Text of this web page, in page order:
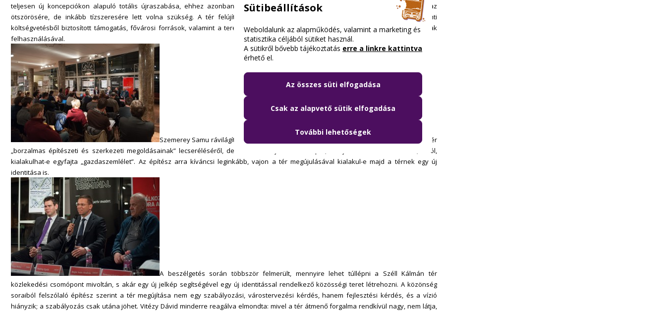
teljesen új koncepciókon alapuló totális újraszabása, ehhez azonban a jelenleg rendelkezésre álló pénzügyi forrásnak legalább az
ötszörösére, de inkább tízszeresére lett volna szükség. A tér felújítására mintegy 4,2 milliárd forint áll rendelkezésre a központi
költségvetésből biztosított támogatás, fővárosi források, valamint a teret érintő budai fonódó villamosprojekt európai uniós forrásainak
felhasználásával.
Szemerey Samu rávilágított arra, hogy a tervpályázat csak felerészt szólt a Széll Kálmán tér
„borzalmas építészeti és szerkezeti megoldásainak” lecseréléséről, de felerészt a jövőbeni állapot, a fejlődés fenntartásáról is, arról,
kialakulhat-e egyfajta „gazdaszemlélet”. Az építész arra kíváncsi leginkább, vajon a tér megújulásával kialakul-e majd a térnek egy új
identitása is.
A beszélgetés során többször felmerült, mennyire lehet túllépni a Széll Kálmán tér
közlekedési csomópont mivoltán, s akár egy új jelkép segítségével egy új identitással rendelkező közösségi teret létrehozni. A közönség
soraiból felszólaló építész szerint a tér megújítása nem egy szabályozási, várostervezési kérdés, hanem fejlesztési kérdés, és a vízió
hiányzik; a szabályozás csak utána jöhet. Vitézy Dávid minderre reagálva elmondta: mivel a tér átmenő forgalma rendkívül nagy, nem látja,
Sütibeállítások
Weboldalunk az alapműködés, valamint a marketing és
statisztika céljából sütiket használ.
A sütikről bővebb tájékoztatás erre a linkre kattintva
érhető el.
Az összes süti elfogadása
Csak az alapvető sütik elfogadása
További lehetőségek